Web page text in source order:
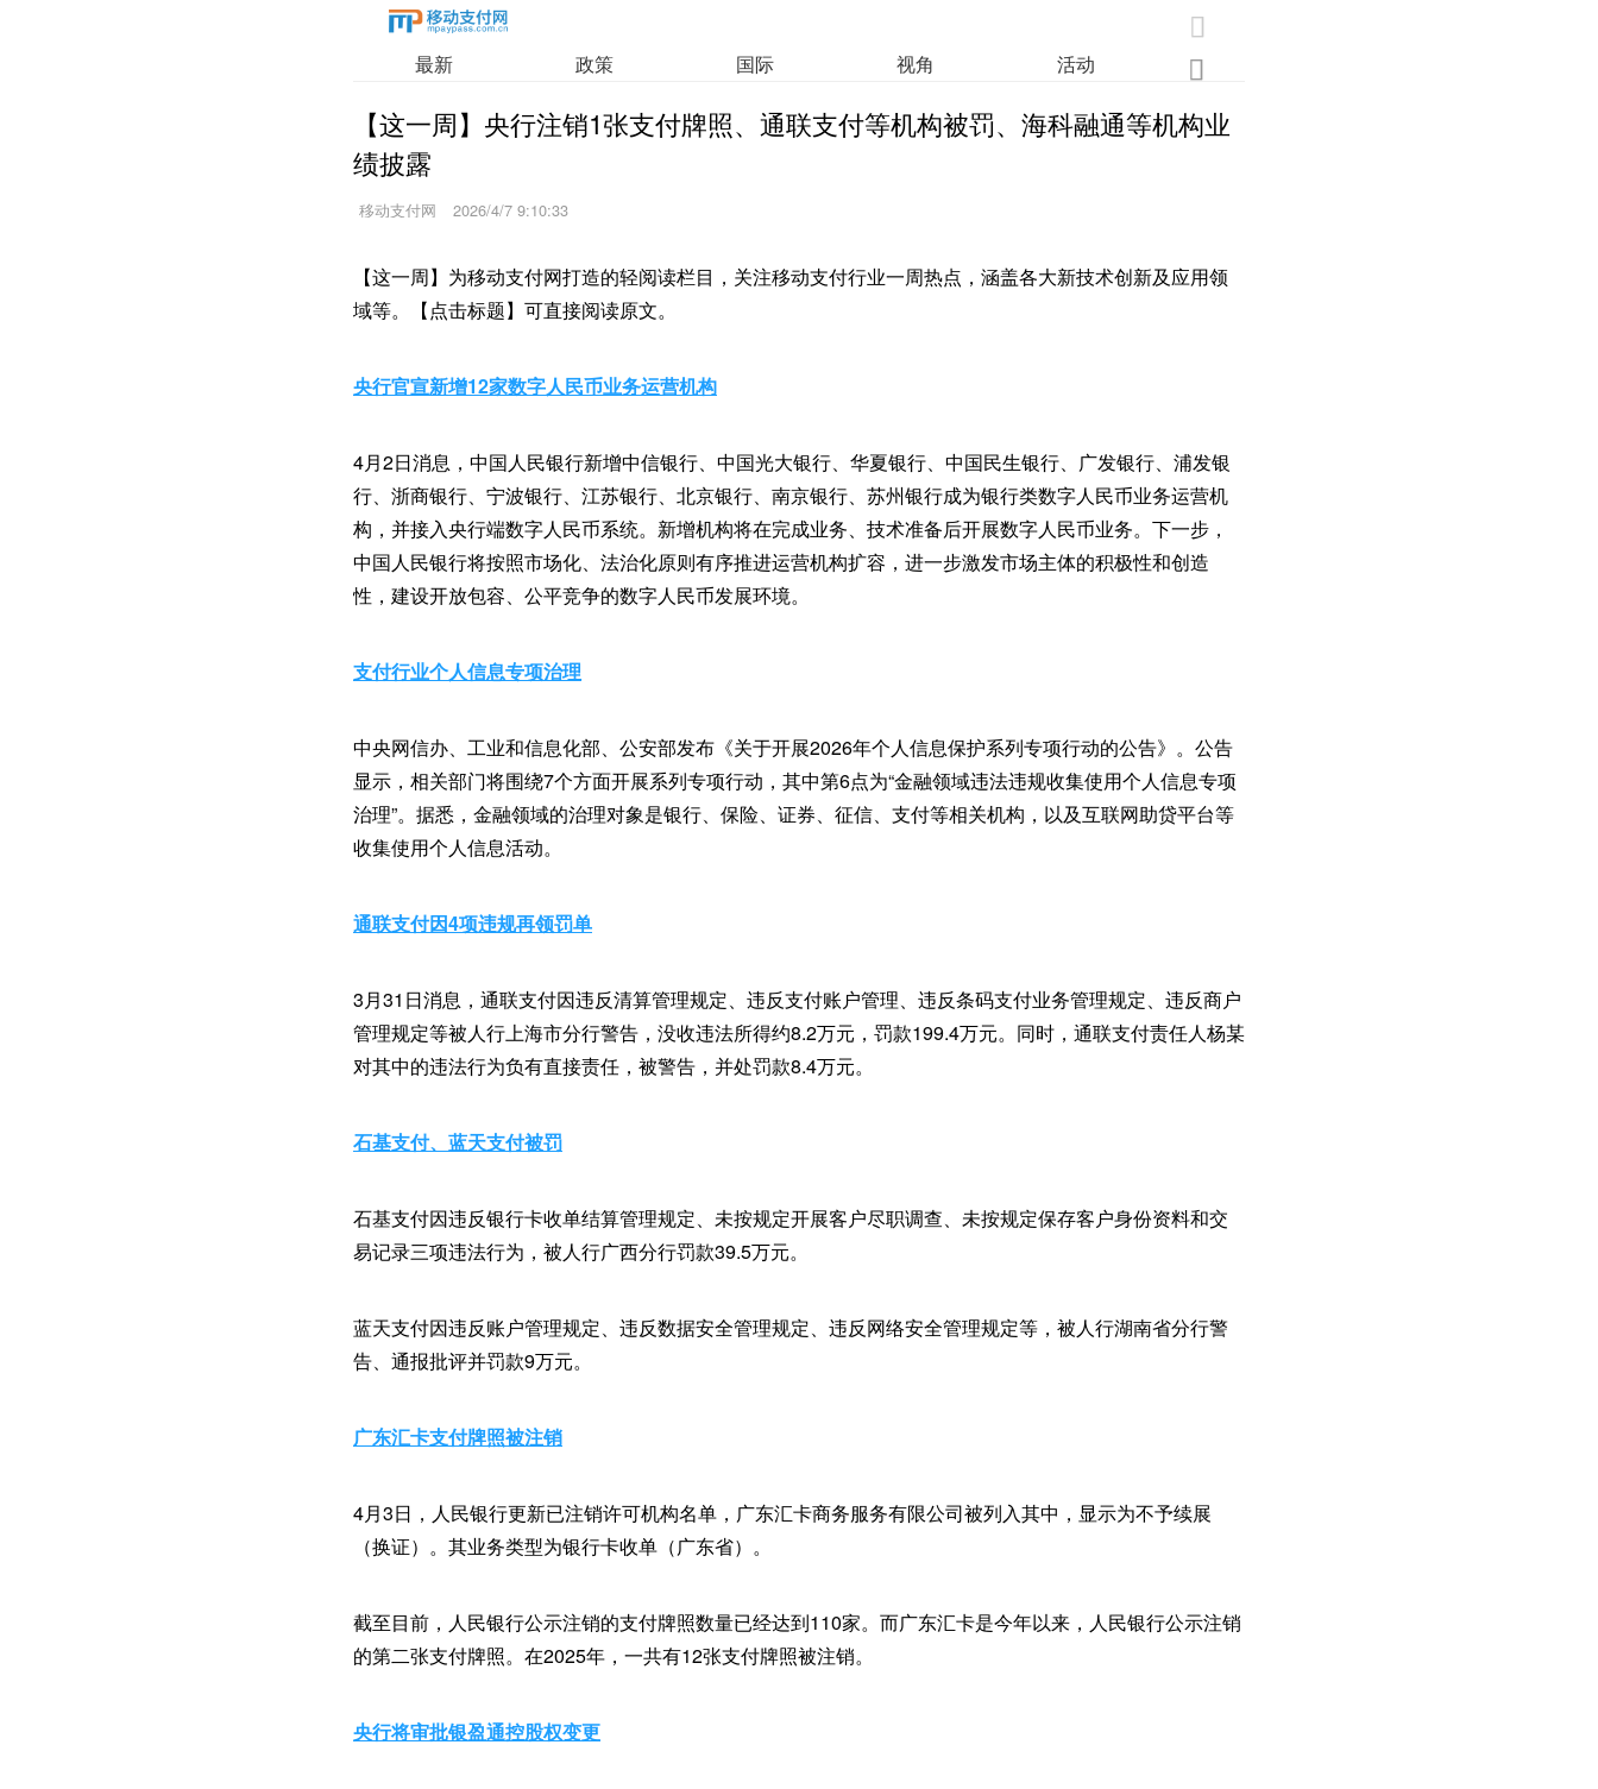

最新 政策 国际 视角 活动 
【这一周】央行注销1张支付牌照、通联支付等机构被罚、海科融通等机构业
绩披露
移动支付网 2026/4/7 9:10:33
【这一周】为移动支付网打造的轻阅读栏目，关注移动支付行业一周热点，涵盖各大新技术创新及应用领
域等。【点击标题】可直接阅读原文。
央行官宣新增12家数字人民币业务运营机构
4月2日消息，中国人民银行新增中信银行、中国光大银行、华夏银行、中国民生银行、广发银行、浦发银
行、浙商银行、宁波银行、江苏银行、北京银行、南京银行、苏州银行成为银行类数字人民币业务运营机
构，并接入央行端数字人民币系统。新增机构将在完成业务、技术准备后开展数字人民币业务。下一步，
中国人民银行将按照市场化、法治化原则有序推进运营机构扩容，进一步激发市场主体的积极性和创造
性，建设开放包容、公平竞争的数字人民币发展环境。
支付行业个人信息专项治理
中央网信办、工业和信息化部、公安部发布《关于开展2026年个人信息保护系列专项行动的公告》。公告
显示，相关部门将围绕7个方面开展系列专项行动，其中第6点为“金融领域违法违规收集使用个人信息专项
治理”。据悉，金融领域的治理对象是银行、保险、证券、征信、支付等相关机构，以及互联网助贷平台等
收集使用个人信息活动。
通联支付因4项违规再领罚单
3月31日消息，通联支付因违反清算管理规定、违反支付账户管理、违反条码支付业务管理规定、违反商户
管理规定等被人行上海市分行警告，没收违法所得约8.2万元，罚款199.4万元。同时，通联支付责任人杨某
对其中的违法行为负有直接责任，被警告，并处罚款8.4万元。
石基支付、蓝天支付被罚
石基支付因违反银行卡收单结算管理规定、未按规定开展客户尽职调查、未按规定保存客户身份资料和交
易记录三项违法行为，被人行广西分行罚款39.5万元。
蓝天支付因违反账户管理规定、违反数据安全管理规定、违反网络安全管理规定等，被人行湖南省分行警
告、通报批评并罚款9万元。
广东汇卡支付牌照被注销
4月3日，人民银行更新已注销许可机构名单，广东汇卡商务服务有限公司被列入其中，显示为不予续展
（换证）。其业务类型为银行卡收单（广东省）。
截至目前，人民银行公示注销的支付牌照数量已经达到110家。而广东汇卡是今年以来，人民银行公示注销
的第二张支付牌照。在2025年，一共有12张支付牌照被注销。
央行将审批银盈通控股权变更